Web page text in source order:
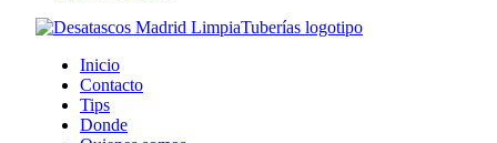
Inicio
Contacto
Tips
Donde